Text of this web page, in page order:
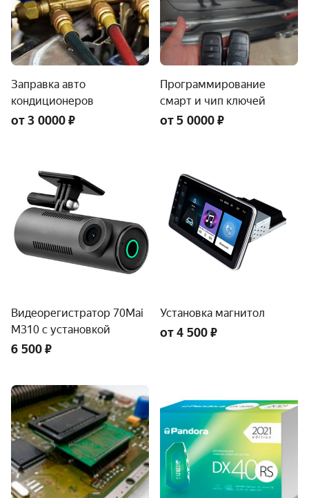
Заправка авто
кондиционеров
от 3 0000 ₽
Программирование
смарт и чип ключей
от 5 0000 ₽
Видеорегистратор 70Mai
M310 с установкой
6 500 ₽
Установка магнитол
от 4 500 ₽